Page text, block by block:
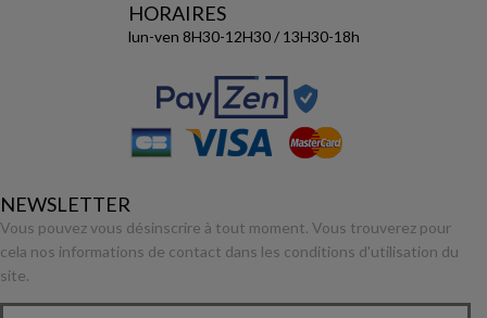
HORAIRES
lun-ven 8H30-12H30 / 13H30-18h
NEWSLETTER
Vous pouvez vous désinscrire à tout moment. Vous trouverez pour
cela nos informations de contact dans les conditions d'utilisation du
site.